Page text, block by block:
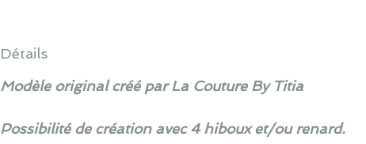
Détails
Modèle original créé par La Couture By Titia
Possibilité de création avec 4 hiboux et/ou renard.